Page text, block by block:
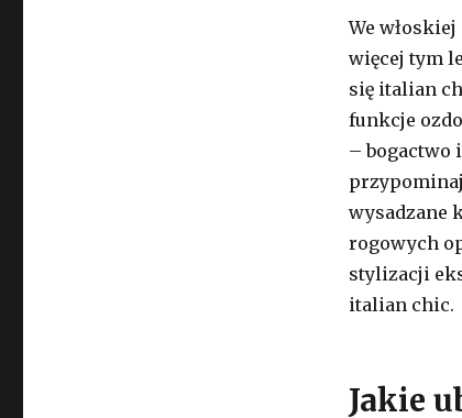
We
więcej tym
się italian
funkcje
– bogactwo
wysadzane
rogowych
stylizacji
italian chic.
Jakie